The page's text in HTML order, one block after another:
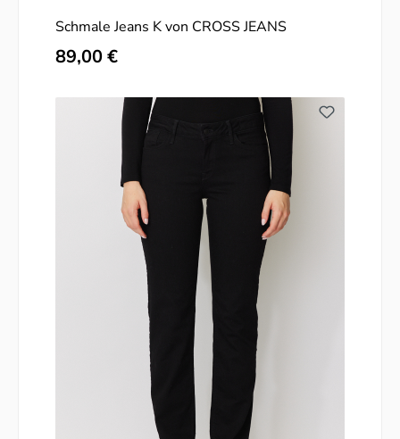
Schmale Jeans K von CROSS JEANS
Regulärer Preis:
89,00 €